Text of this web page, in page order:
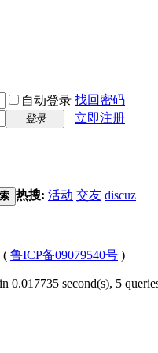
自动登录 找回密码
登录
立即注册
热搜: 活动 交友 discuz
( 鲁ICP备09079540号 )
0.017735 second(s), 5